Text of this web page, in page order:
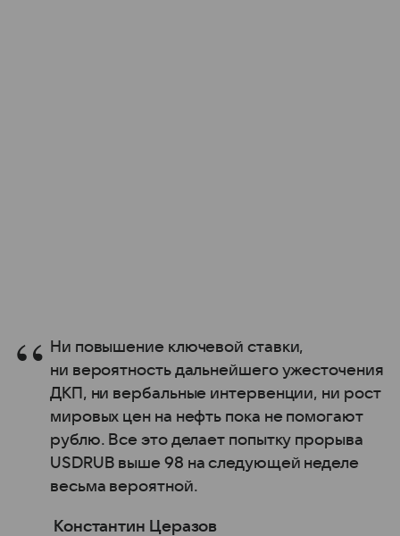
Ни повышение ключевой ставки,
ни вероятность дальнейшего ужесточения
ДКП, ни вербальные интервенции, ни рост
мировых цен на нефть пока не помогают
рублю. Все это делает попытку прорыва
USDRUB выше 98 на следующей неделе
весьма вероятной.
Константин Церазов